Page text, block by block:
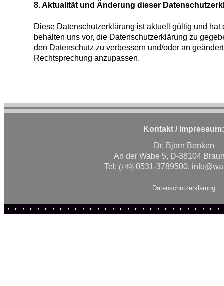
8. Aktualität und Änderung dieser
Diese Datenschutzerklärung ist aktuell gültig und hat
behalten uns vor, die Datenschutzerklärung zu
den Datenschutz zu verbessern und/oder an
Rechtsprechung anzupassen.
Kontakt / Impressum:
Dr. Björn Benken
An der Wabe 5, D-38104
Tel: (+49) 0531-3789500,
Datenschutzerklärung